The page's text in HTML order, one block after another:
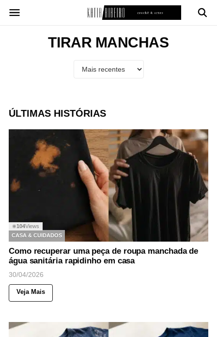
para
TIRAR MANCHAS
ÚLTIMAS HISTÓRIAS
◉104Views
CASA & CUIDADOS
Como recuperar uma peça de roupa manchada de
água sanitária rapidinho em casa
30/04/2026
Veja Mais